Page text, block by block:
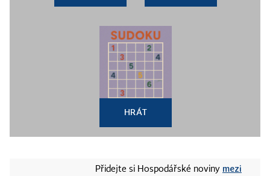
HRÁT
Přidejte si Hospodářské noviny mezi